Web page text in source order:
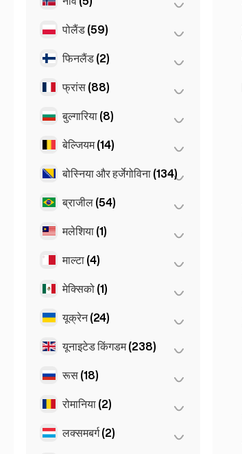
स्टुटगार्ट (9)
हैम्बर्ग
(41)
Dortmund
इस्तांबुल
रॉटरडैम
ओस्लो (5)
पोलैंड (59)
क्राकोव (1)
पोज़नान
फिनलैंड (2)
हेलसिंकी (2)
फ्रांस (88)
तूलूज़ (4)
नीस
ल्यों (7)
बुल्गारिया (8)
बुर्गास (1)
वर्ना (2)
बेल्जियम (14)
एंटवर्प (5)
गेंट
ब्रसेल्स
बोस्निया और हर्जेगोविना (134)
सराजेवो (134)
ब्राजील (54)
साओ पाउलो (54)
मलेशिया (1)
कुआलालम्पुर (1)
माल्टा (4)
स्लीमा (1)
Birkirkara
Saint Julian
मेक्सिको (1)
मेक्सिको सिटी (1)
यूक्रेन (24)
खारकीव (1)
Kiev
यूनाइटेड किंगडम (238)
बर्मिंघम (2)
मैनचेस्टर
रूस (18)
मॉस्को (12)
सेंट पीटर्सबर्ग
रोमानिया (2)
बुखारेस्ट (2)
लक्समबर्ग (2)